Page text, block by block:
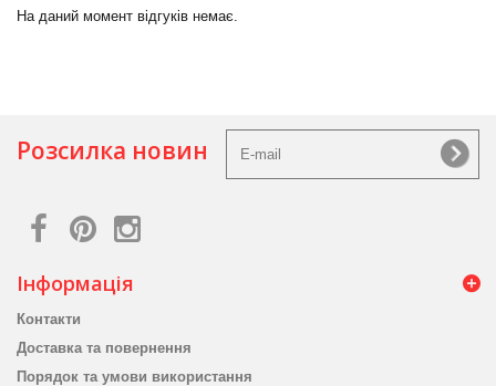
На даний момент відгуків немає.
Розсилка новин
Інформація
Контакти
Доставка та повернення
Порядок та умови використання